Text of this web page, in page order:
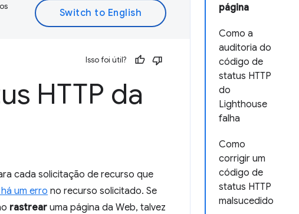
página
Como a
auditoria do
código de
status HTTP
do
Lighthouse
falha
Como
corrigir um
código de
status HTTP
malsucedido
Isso foi útil?
HTTP da
cada solicitação de recurso que
um erro no recurso solicitado. Se
rastrear uma página da Web, talvez